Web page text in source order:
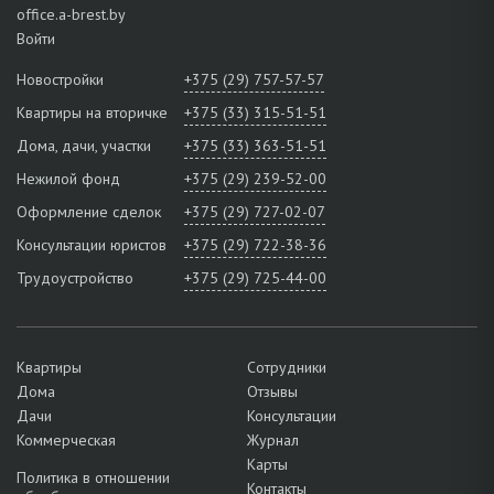
office.a-brest.by
Войти
Новостройки
+375 (29) 757-57-57
Квартиры на вторичке
+375 (33) 315-51-51
Дома, дачи, участки
+375 (33) 363-51-51
Нежилой фонд
+375 (29) 239-52-00
Оформление сделок
+375 (29) 727-02-07
Консультации юристов
+375 (29) 722-38-36
Трудоустройство
+375 (29) 725-44-00
Квартиры
Дома
Дачи
Коммерческая
Политика в отношении
Сотрудники
Отзывы
Консультации
Журнал
Карты
Контакты